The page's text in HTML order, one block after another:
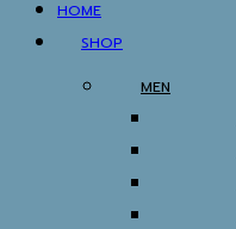
HOME
SHOP
MEN